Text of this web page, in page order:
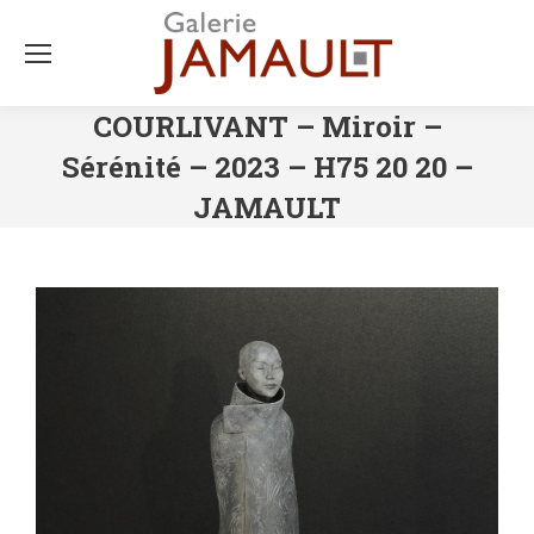
COURLIVANT – Miroir –
Sérénité – 2023 – H75 20 20 –
JAMAULT